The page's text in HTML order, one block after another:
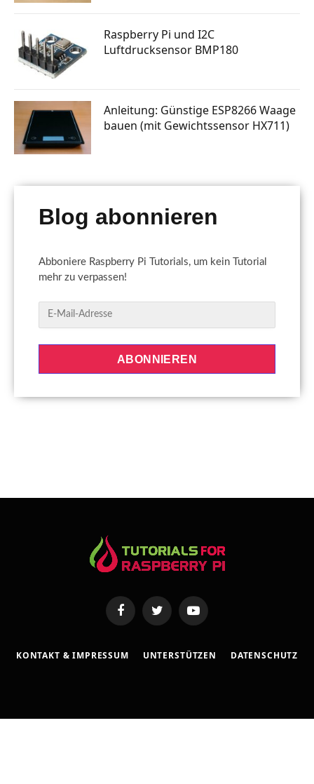
Raspberry Pi und I2C
Luftdrucksensor BMP180
Anleitung: Günstige ESP8266 Waage
bauen (mit Gewichtssensor HX711)
Blog abonnieren
Abboniere Raspberry Pi Tutorials, um kein Tutorial
mehr zu verpassen!
-
ABONNIEREN
FacebookTwitter YouTube
KONTAKT & IMPRESSUM UNTERSTÜTZEN DATENSCHUTZ